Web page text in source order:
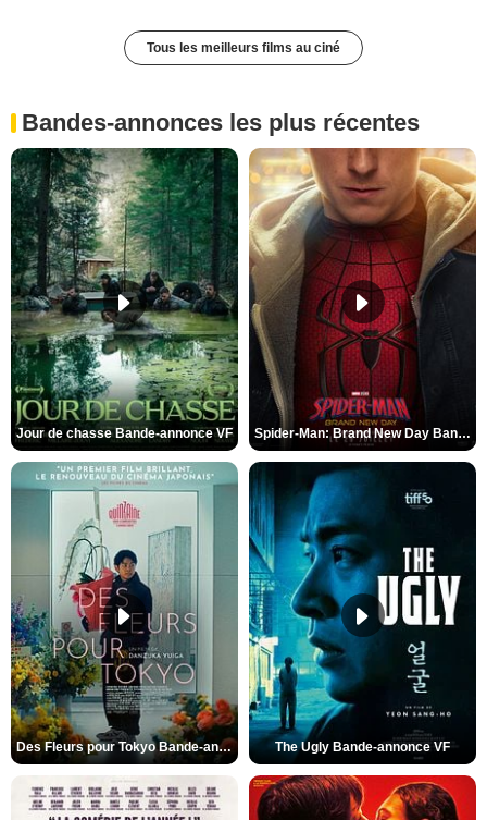
Tous les meilleurs films au ciné
Bandes-annonces les plus récentes
Jour de chasse Bande-annonce VF Spider-Man: Brand New Day Bande-annonce (3) VO STFR
Des Fleurs pour Tokyo Bande-annonce VO STFR The Ugly Bande-annonce VF